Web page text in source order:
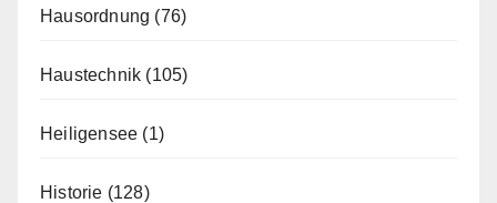
Hausordnung (76)
Haustechnik (105)
Heiligensee (1)
Historie (128)